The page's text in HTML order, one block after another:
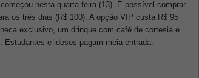
nesta quarta-feira (13). É possível comprar
os três dias (R$ 100). A opção VIP custa R$ 95
exclusivo, um drinque com café de cortesia e
Estudantes e idosos pagam meia entrada.